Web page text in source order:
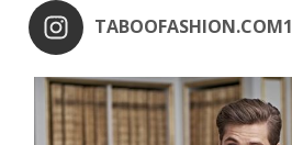
TABOOFASHION.COM1